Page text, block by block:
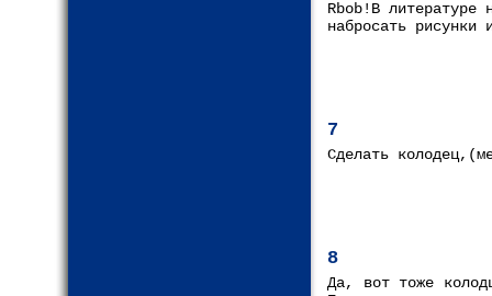
Rbob!В
набросать рисунки
7
Сделать
8
Да, вот тоже